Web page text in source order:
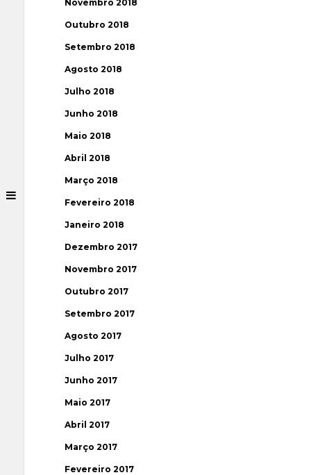
Novembro 2018
Outubro 2018
Setembro 2018
Agosto 2018
Julho 2018
Junho 2018
Maio 2018
Abril 2018
Março 2018
Fevereiro 2018
Janeiro 2018
Dezembro 2017
Novembro 2017
Outubro 2017
Setembro 2017
Agosto 2017
Julho 2017
Junho 2017
Maio 2017
Abril 2017
Março 2017
Fevereiro 2017